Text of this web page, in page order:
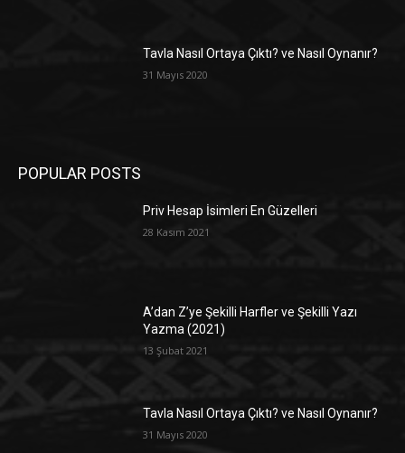
Tavla Nasıl Ortaya Çıktı? ve Nasıl Oynanır?
31 Mayıs 2020
POPULAR POSTS
Priv Hesap İsimleri En Güzelleri
28 Kasım 2021
A’dan Z’ye Şekilli Harfler ve Şekilli Yazı
Yazma (2021)
13 Şubat 2021
Tavla Nasıl Ortaya Çıktı? ve Nasıl Oynanır?
31 Mayıs 2020